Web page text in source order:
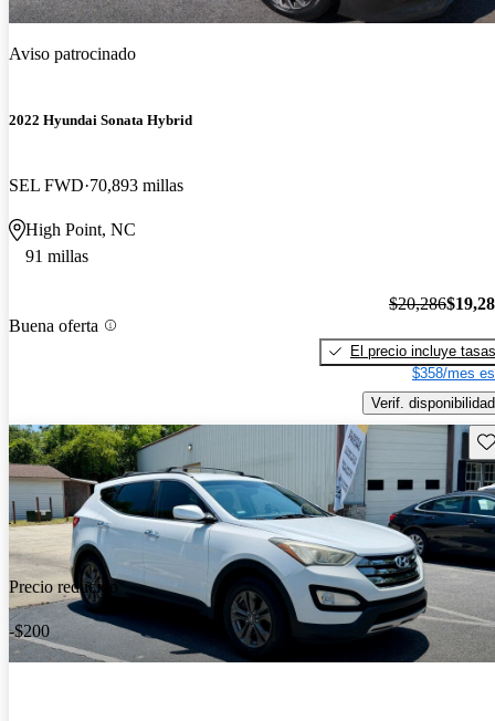
Aviso patrocinado
2022 Hyundai Sonata Hybrid
SEL FWD 70,893 millas
High Point, NC
91 millas
Buena oferta
$20,286
El precio incluye tasas
$358/mes
Verif. disponibilidad
Precio reducido
-$200